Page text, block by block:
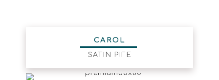
CAROL
SATIN ΡΙΓΕ